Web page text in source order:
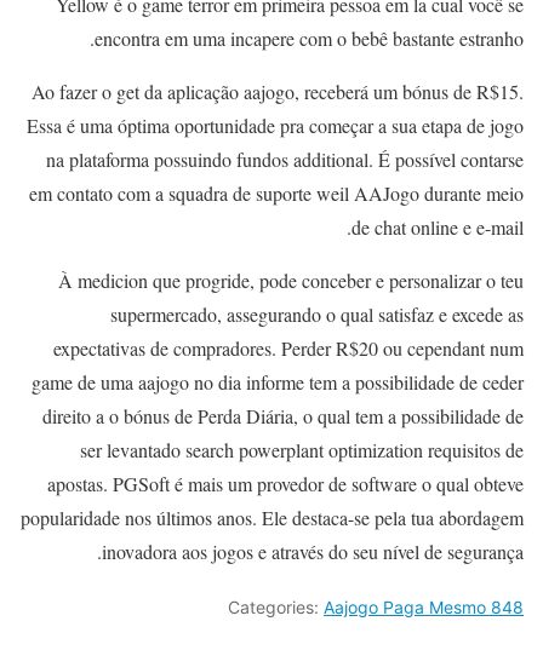
encontra em uma incapere com o bebê bastante estranho.
Ao fazer o get da aplicação aajogo, receberá um bónus de R$15.
Essa é uma óptima oportunidade pra começar a sua etapa de jogo
na plataforma possuindo fundos additional. É possível contarse
em contato com a squadra de suporte weil AAJogo durante meio
de chat online e e-mail.
À medicion que progride, pode conceber e personalizar o teu
supermercado, assegurando o qual satisfaz e excede as
expectativas de compradores. Perder R$20 ou cependant num
game de uma aajogo no dia informe tem a possibilidade de ceder
direito a o bónus de Perda Diária, o qual tem a possibilidade de
ser levantado search powerplant optimization requisitos de
apostas. PGSoft é mais um provedor de software o qual obteve
popularidade nos últimos anos. Ele destaca-se pela tua abordagem
inovadora aos jogos e através do seu nível de segurança.
Categories: Aajogo Paga Mesmo 848